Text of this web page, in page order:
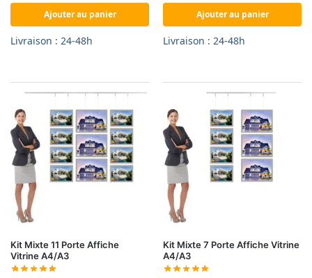
Ajouter au panier
Livraison : 24-48h
Ajouter au panier
Livraison : 24-48h
Kit Mixte 11 Porte Affiche
Vitrine A4/A3
Kit Mixte 7 Porte Affiche Vitrine
A4/A3